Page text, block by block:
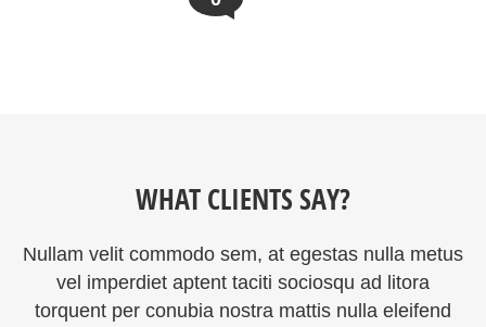
WHAT CLIENTS SAY?
Nullam velit commodo sem, at egestas nulla metus
vel imperdiet aptent taciti sociosqu ad litora
torquent per conubia nostra mattis nulla eleifend